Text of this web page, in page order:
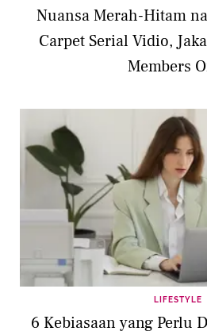
Nuansa Merah-Hitam
Carpet Serial Vidio,
Members
LIFESTYLE
6 Kebiasaan yang Perlu